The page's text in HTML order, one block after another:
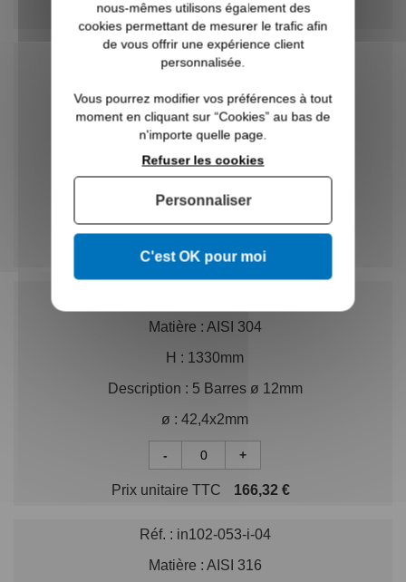
Prix unitaire TTC 166,32 €
Réf. :in102-052-i-04
H :1330mm
ø :42,4x2mm
Prix unitaire TTC 196,56 €
Matière : AISI 304
H : 1330mm
Description : 5 Barres ø 12mm
ø : 42,4x2mm
- +
Prix unitaire TTC 166,32 €
Réf. : in102-053-i-04
Matière : AISI 316
nous-mêmes utilisons également des
cookies permettant de mesurer le trafic afin
de vous offrir une expérience client
personnalisée.
Vous pourrez modifier vos préférences à tout
moment en cliquant sur “Cookies” au bas de
n'importe quelle page.
C'est OK pour moi
Refuser les cookies
Personnaliser